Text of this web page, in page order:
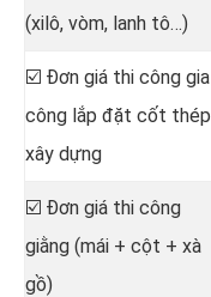
(xilô, vòm, lanh tô…)
☑️ Đơn giá thi công gia
công lắp đặt cốt thép
xây dựng
☑️ Đơn giá thi công
giằng (mái + cột + xà
gồ)